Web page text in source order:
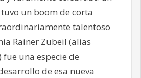
un boom de corta
talentoso
Rainer Zubeil (alias
una especie de
de esa nueva